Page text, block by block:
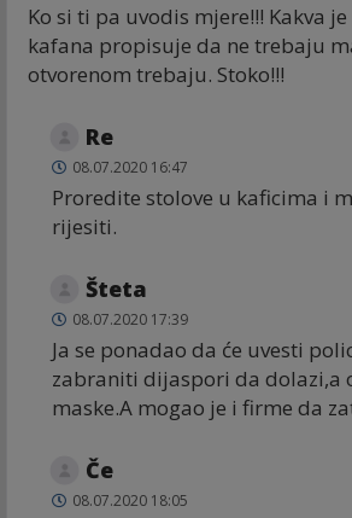
Ko si ti pa uvodis mjere!!! Kakva
kafana propisuje da ne trebaju
otvorenom trebaju. Stoko!!!
Re
08.07.2020 16:47
Proredite stolove u kaficima i
rijesiti.
Šteta
08.07.2020 17:39
Ja se ponadao da će uvesti
zabraniti dijaspori da dolazi,a
maske.A mogao je i firme da
Če
08.07.2020 18:05